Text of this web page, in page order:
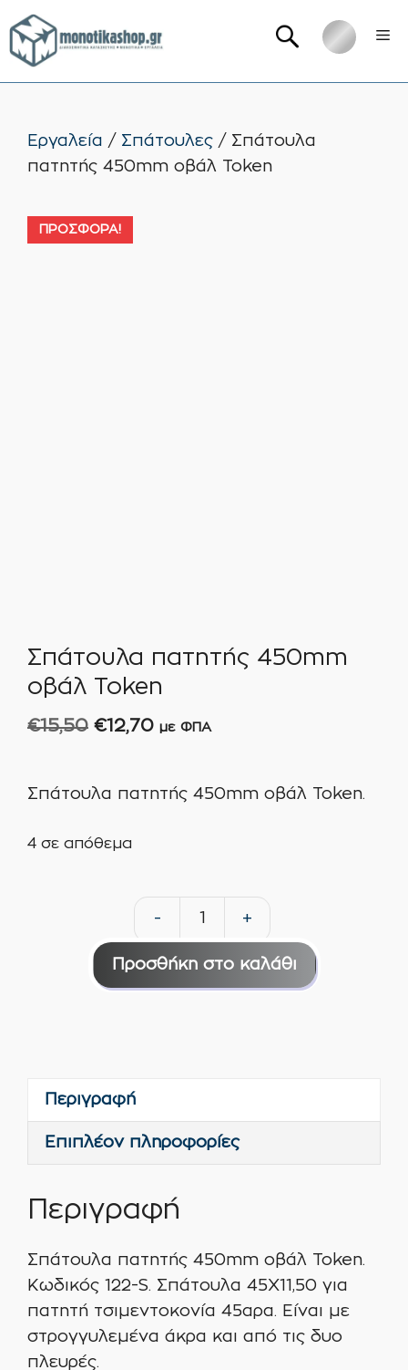
Μετάβαση
σε
περιεχόμενο
Εργαλεία / Σπάτουλες / Σπάτουλα
πατητής 450mm οβάλ Token
ΠΡΟΣΦΟΡΆ!
Σπάτουλα πατητής 450mm
οβάλ Token
€15,50 Original
was:
€12,70Η
τιμή
με ΦΠΑ
Σπάτουλα πατητής 450mm οβάλ Token.
4 σε απόθεμα
-
Σπάτουλα
πατητής
450mm
+
Προσθήκη στο καλάθι
Περιγραφή
Επιπλέον πληροφορίες
Περιγραφή
Σπάτουλα πατητής 450mm οβάλ Token.
Κωδικός 122-S. Σπάτουλα 45Χ11,50 για
πατητή τσιμεντοκονία 45αρα. Είναι με
στρογγυλεμένα άκρα και από τις δυο
πλευρές.